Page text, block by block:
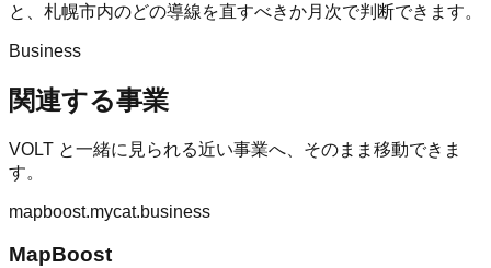
と、札幌市内のどの導線を直すべきか月次で判断できます。
Business
関連する事業
VOLT と一緒に見られる近い事業へ、そのまま移動できま
す。
mapboost.mycat.business
MapBoost